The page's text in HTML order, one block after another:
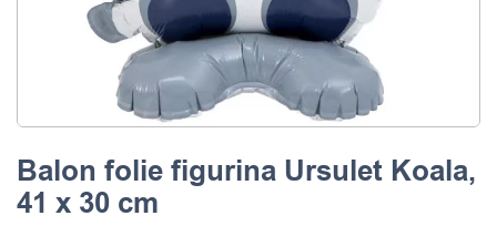
Balon folie figurina Ursulet Koala,
41 x 30 cm